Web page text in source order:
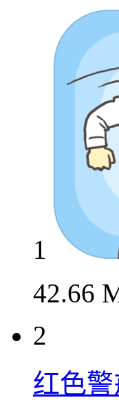
1
42.66
2
红色